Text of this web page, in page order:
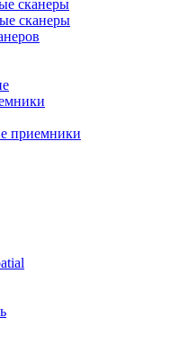
сканеры
сканеры
приемники